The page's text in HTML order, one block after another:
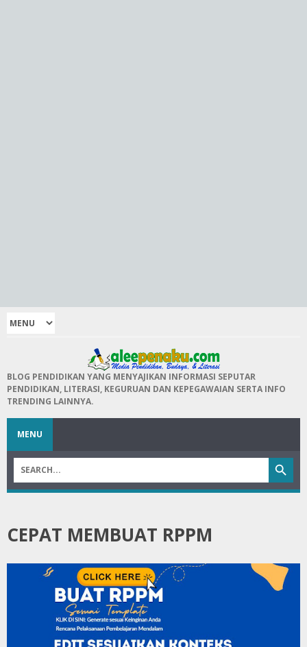
BLOG PENDIDIKAN YANG MENYAJIKAN INFORMASI SEPUTAR
PENDIDIKAN, LITERASI, KEGURUAN DAN KEPEGAWAIAN SERTA INFO
TRENDING LAINNYA.
MENU
CEPAT MEMBUAT RPPM